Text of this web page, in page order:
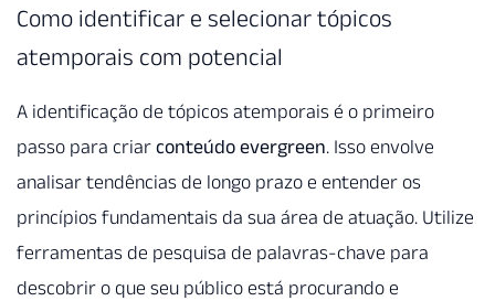
Como identificar e selecionar tópicos
atemporais com potencial
A identificação de tópicos atemporais é o primeiro
passo para criar conteúdo evergreen. Isso envolve
analisar tendências de longo prazo e entender os
princípios fundamentais da sua área de atuação. Utilize
ferramentas de pesquisa de palavras-chave para
descobrir o que seu público está procurando e